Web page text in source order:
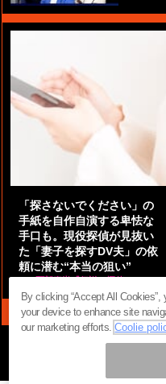
「探さないでください」の
手紙を自作自演する卑怯な
手口も。現役探偵が見抜い
た「妻子を探すDV夫」の依
頼に潜む“本当の狙い”
by 阿部泰尚『伝説の探偵』
ページ内の商標は全て商標権
By clicking “Accept All
your device to enhance site
our marketing efforts.Coolie